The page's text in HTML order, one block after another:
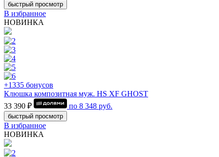
быстрый просмотр
В избранное
НОВИНКА
+1335 бонусов
Клюшка композитная муж. HS XF GHOST
33 390 ₽
по 8 348 руб.
быстрый просмотр
В избранное
НОВИНКА